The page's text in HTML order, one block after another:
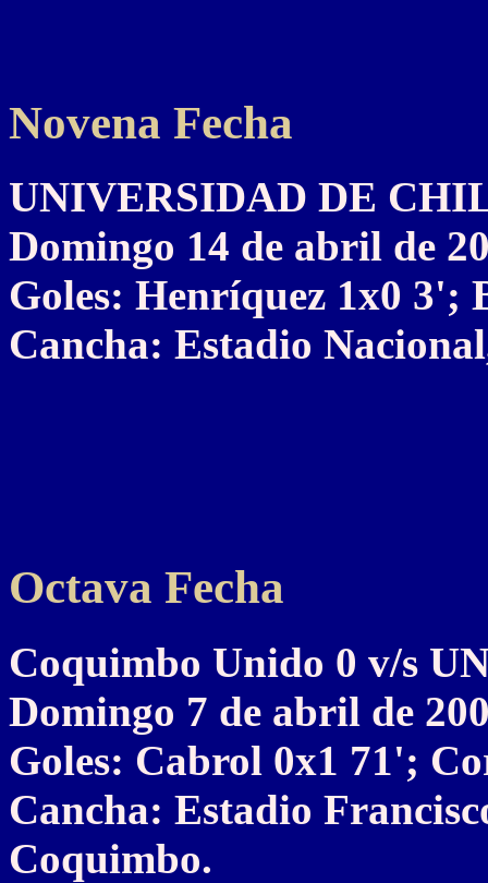
Novena Fecha
UNIVERSIDAD DE
Domingo 14 de abril de
Goles: Henríquez 1x0 3';
Cancha: Estadio
Octava Fecha
Coquimbo Unido 0 v/s
Domingo 7 de abril de
Goles: Cabrol 0x1 71';
Cancha: Estadio
Coquimbo.